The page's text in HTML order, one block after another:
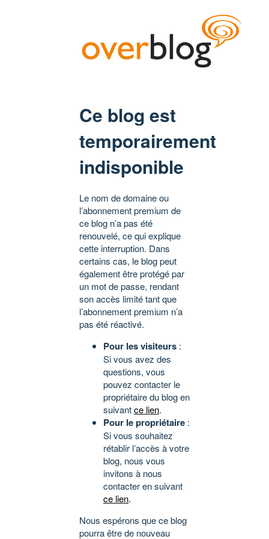
Ce blog est
temporairement
indisponible
Le nom de domaine ou
l’abonnement premium de
ce blog n’a pas été
renouvelé, ce qui explique
cette interruption. Dans
certains cas, le blog peut
également être protégé par
un mot de passe, rendant
son accès limité tant que
l’abonnement premium n’a
pas été réactivé.
Pour les visiteurs :
Si vous avez des
questions, vous
pouvez contacter le
propriétaire du blog en
suivantce lien.
Pour le propriétaire :
Si vous souhaitez
rétablir l’accès à votre
blog, nous vous
invitons à nous
contacter en suivant
ce lien.
Nous espérons que ce blog
pourra être de nouveau